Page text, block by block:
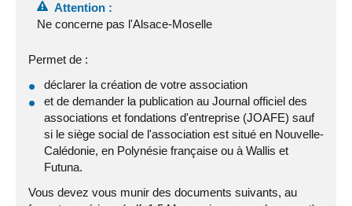
Attention :
Ne concerne pas l'Alsace-Moselle
Permet de :
déclarer la création de votre association
et de demander la publication au Journal officiel des
associations et fondations d'entreprise (JOAFE) sauf
si le siège social de l'association est situé en Nouvelle-
Calédonie, en Polynésie française ou à Wallis et
Futuna.
Vous devez vous munir des documents suivants, au